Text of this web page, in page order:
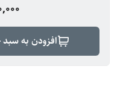
افزودن به